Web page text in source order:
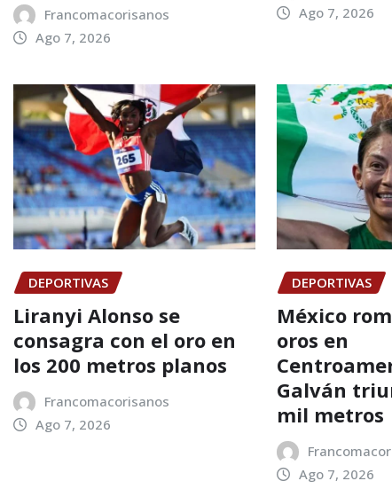
Francomacorisanos
Ago 7, 2026
Ago 7, 2026
DEPORTIVAS
Liranyi Alonso se
consagra con el oro en
los 200 metros planos
Francomacorisanos
Ago 7, 2026
DEPORTIVAS
México
oros en
Galván
mil metros
Ago 7, 2026